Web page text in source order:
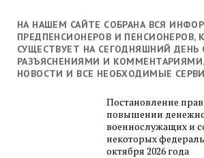
НА НАШЕМ САЙТЕ СОБРАНА ВСЯ
ПРЕДПЕНСИОНЕРОВ И ПЕНСИОНЕРОВ,
СУЩЕСТВУЕТ НА СЕГОДНЯШНИЙ ДЕНЬ
РАЗЪЯСНЕНИЯМИ И
НОВОСТИ И ВСЕ НЕОБХОДИМЫЕ
Постановление
повышении
военнослужащих и
некоторых
октября 2026 года